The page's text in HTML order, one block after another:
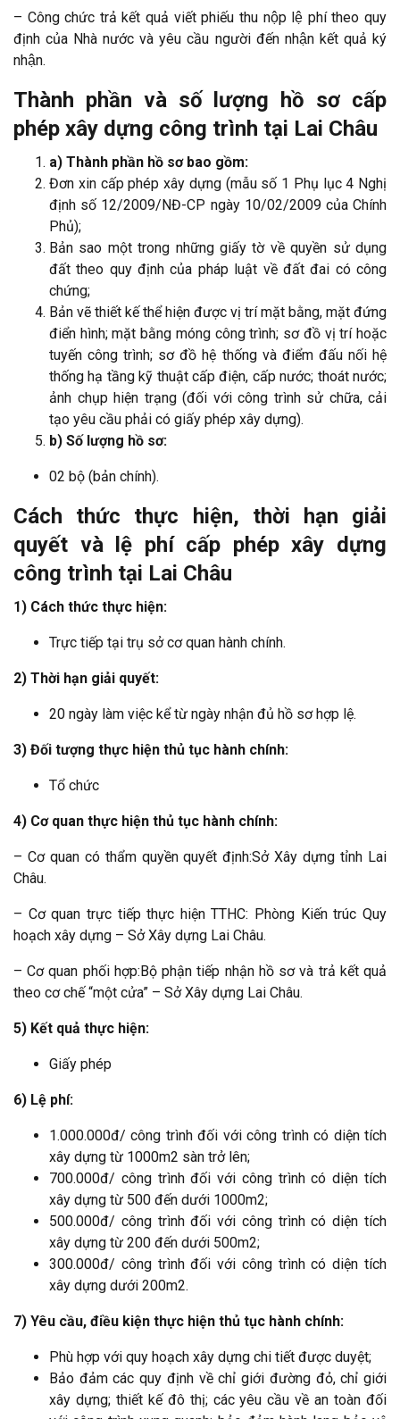
– Công chức trả kết quả viết phiếu thu nộp lệ phí theo quy
định của Nhà nước và yêu cầu người đến nhận kết quả ký
nhận.
Thành phần và số lượng hồ sơ cấp
phép xây dựng công trình tại Lai Châu
a) Thành phần hồ sơ bao gồm:
Đơn xin cấp phép xây dựng (mẫu số 1 Phụ lục 4 Nghị
định số 12/2009/NĐ-CP ngày 10/02/2009 của Chính
Phủ);
Bản sao một trong những giấy tờ về quyền sử dụng
đất theo quy định của pháp luật về đất đai có công
chứng;
Bản vẽ thiết kế thể hiện được vị trí mặt bằng, mặt đứng
điển hình; mặt bằng móng công trình; sơ đồ vị trí hoặc
tuyến công trình; sơ đồ hệ thống và điểm đấu nối hệ
thống hạ tầng kỹ thuật cấp điện, cấp nước; thoát nước;
ảnh chụp hiện trạng (đối với công trình sử chữa, cải
tạo yêu cầu phải có giấy phép xây dựng).
b) Số lượng hồ sơ:
02 bộ (bản chính).
Cách thức thực hiện, thời hạn giải
quyết và lệ phí cấp phép xây dựng
công trình tại Lai Châu
1) Cách thức thực hiện:
Trực tiếp tại trụ sở cơ quan hành chính.
2) Thời hạn giải quyết:
20 ngày làm việc kể từ ngày nhận đủ hồ sơ hợp lệ.
3) Đối tượng thực hiện thủ tục hành chính:
Tổ chức
4) Cơ quan thực hiện thủ tục hành chính:
– Cơ quan có thẩm quyền quyết định:Sở Xây dựng tỉnh Lai
Châu.
– Cơ quan trực tiếp thực hiện TTHC: Phòng Kiến trúc Quy
hoạch xây dựng – Sở Xây dựng Lai Châu.
– Cơ quan phối hợp:Bộ phận tiếp nhận hồ sơ và trả kết quả
theo cơ chế “một cửa” – Sở Xây dựng Lai Châu.
5) Kết quả thực hiện:
Giấy phép
6) Lệ phí:
1.000.000đ/ công trình đối với công trình có diện tích
xây dựng từ 1000m2 sàn trở lên;
700.000đ/ công trình đối với công trình có diện tích
xây dựng từ 500 đến dưới 1000m2;
500.000đ/ công trình đối với công trình có diện tích
xây dựng từ 200 đến dưới 500m2;
300.000đ/ công trình đối với công trình có diện tích
xây dựng dưới 200m2.
7) Yêu cầu, điều kiện thực hiện thủ tục hành chính:
Phù hợp với quy hoạch xây dựng chi tiết được duyệt;
Bảo đảm các quy định về chỉ giới đường đỏ, chỉ giới
xây dựng; thiết kế đô thị; các yêu cầu về an toàn đối